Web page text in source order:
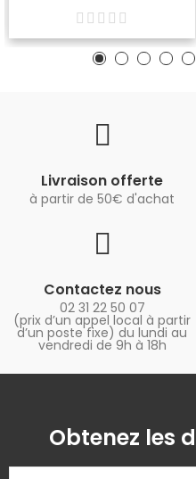
Livraison offerte
à partir de 50€ d'achat
Contactez nous
02 31 22 50 07
(prix d’un appel local à partir
d’un poste fixe) du lundi au
vendredi de 9h à 18h
Obtenez les